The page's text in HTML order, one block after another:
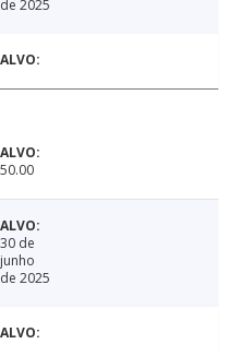
de 2025
50.00
30 de
junho
de 2025